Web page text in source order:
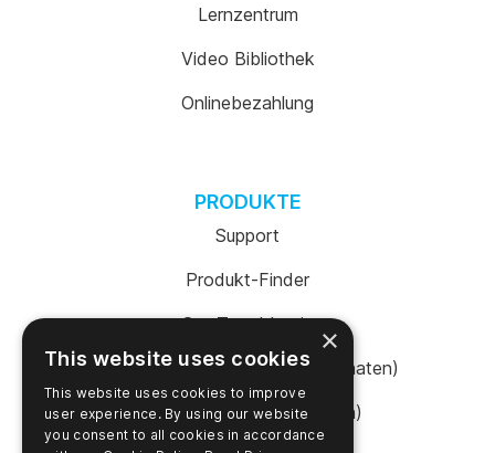
Lernzentrum
Video Bibliothek
Onlinebezahlung
PRODUKTE
Support
Produkt-Finder
SureTrend Login
Online einkaufen (Vereinigte Staaten)
Online einkaufen (Australien)
×
This website uses cookies
This website uses cookies to improve
user experience. By using our website
you consent to all cookies in accordance